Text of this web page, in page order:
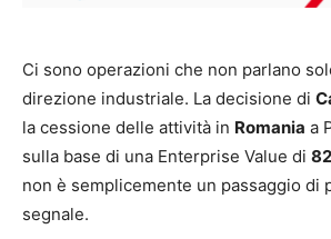
Ci sono operazioni che non parlano
direzione industriale. La decisione di
la cessione delle attività in Romania a
sulla base di una Enterprise Value di
non è semplicemente un passaggio di
segnale.